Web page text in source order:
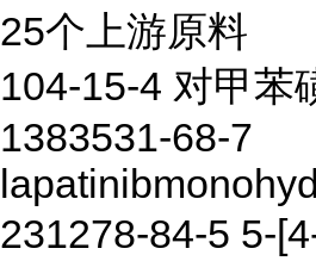
25个上游原料
104-15-4 对甲苯
1383531-68-7
231278-84-5 5-